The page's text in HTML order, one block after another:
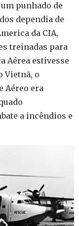
punhado de
dependia de
da CIA,
treinadas para
Aérea estivesse
Vietnã, o
Aéreo era
a incêndios e